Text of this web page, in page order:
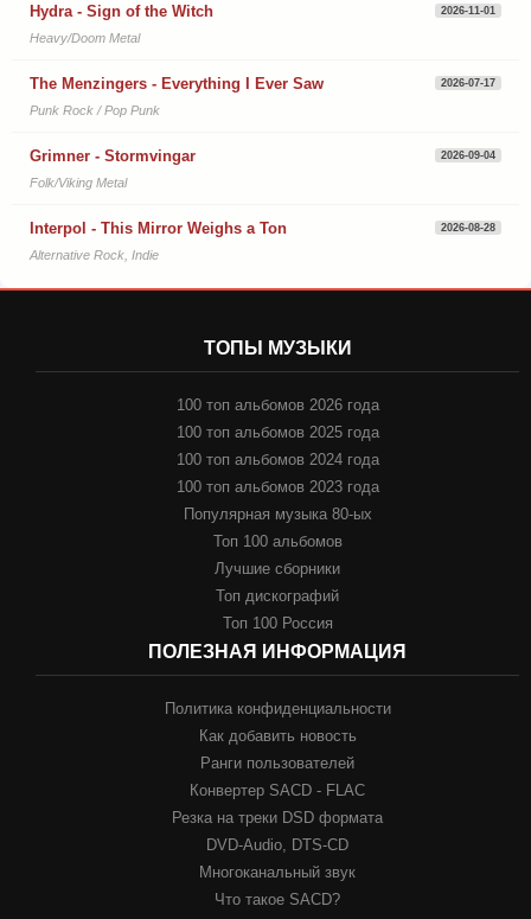
Hydra - Sign of the Witch 2026-11-01
Heavy/Doom Metal
The Menzingers - Everything I Ever Saw 2026-07-17
Punk Rock / Pop Punk
Grimner - Stormvingar 2026-09-04
Folk/Viking Metal
Interpol - This Mirror Weighs a Ton 2026-08-28
Alternative Rock, Indie
ТОПЫ МУЗЫКИ
100 топ альбомов 2026 года
100 топ альбомов 2025 года
100 топ альбомов 2024 года
100 топ альбомов 2023 года
Популярная музыка 80-ых
Топ 100 альбомов
Лучшие сборники
Топ дискографий
Топ 100 Россия
ПОЛЕЗНАЯ ИНФОРМАЦИЯ
Политика конфиденциальности
Как добавить новость
Ранги пользователей
Конвертер SACD - FLAC
Резка на треки DSD формата
DVD-Audio, DTS-CD
Многоканальный звук
Что такое SACD?